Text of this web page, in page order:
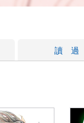
讀 過